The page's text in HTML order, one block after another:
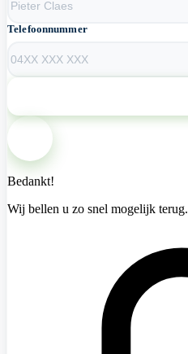
Telefoonnummer
Bedankt!
Wij bellen u zo snel mogelijk terug.